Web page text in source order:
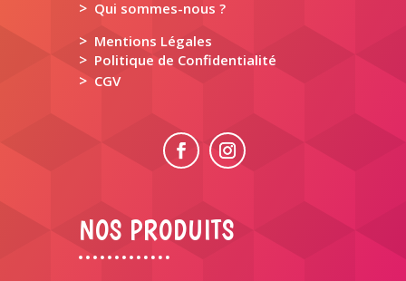
> Qui sommes-nous ?
> Mentions Légales
> Politique de Confidentialité
> CGV
NOS PRODUITS